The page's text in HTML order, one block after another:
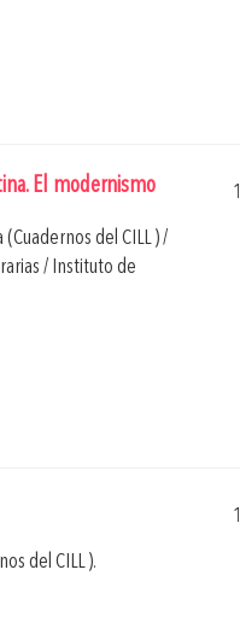
El modernismo
del CILL ) /
/ Instituto de
del CILL ).